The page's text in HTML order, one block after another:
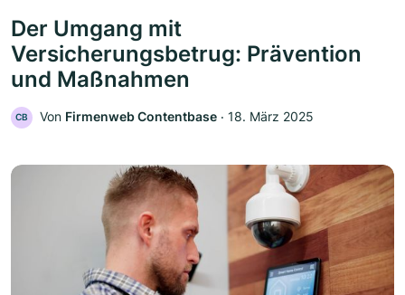
Der Umgang mit
Versicherungsbetrug: Prävention
und Maßnahmen
CB Von Firmenweb Contentbase ‧ 18. März 2025